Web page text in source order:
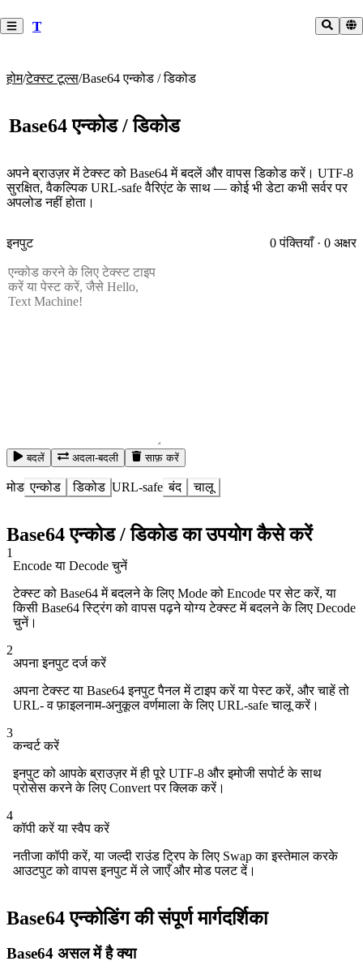
T
होम/टेक्स्ट टूल्स/Base64 एन्कोड / डिकोड
Base64 एन्कोड / डिकोड
अपने ब्राउज़र में टेक्स्ट को Base64 में बदलें और वापस डिकोड करें। UTF-8
सुरक्षित, वैकल्पिक URL-safe वैरिएंट के साथ — कोई भी डेटा कभी सर्वर पर
अपलोड नहीं होता।
इनपुट 0 पंक्तियाँ · 0 अक्षर
बदलें अदला-बदली साफ़ करें
मोड एन्कोड डिकोड URL-safe बंद चालू
Base64 एन्कोड / डिकोड का उपयोग कैसे करें
1
Encode या Decode चुनें
टेक्स्ट को Base64 में बदलने के लिए Mode को Encode पर सेट करें, या
किसी Base64 स्ट्रिंग को वापस पढ़ने योग्य टेक्स्ट में बदलने के लिए Decode
चुनें।
2
अपना इनपुट दर्ज करें
अपना टेक्स्ट या Base64 इनपुट पैनल में टाइप करें या पेस्ट करें, और चाहें तो
URL- व फ़ाइलनाम-अनुकूल वर्णमाला के लिए URL-safe चालू करें।
3
कन्वर्ट करें
इनपुट को आपके ब्राउज़र में ही पूरे UTF-8 और इमोजी सपोर्ट के साथ
प्रोसेस करने के लिए Convert पर क्लिक करें।
4
कॉपी करें या स्वैप करें
नतीजा कॉपी करें, या जल्दी राउंड ट्रिप के लिए Swap का इस्तेमाल करके
आउटपुट को वापस इनपुट में ले जाएँ और मोड पलट दें।
Base64 एन्कोडिंग की संपूर्ण मार्गदर्शिका
Base64 असल में है क्या